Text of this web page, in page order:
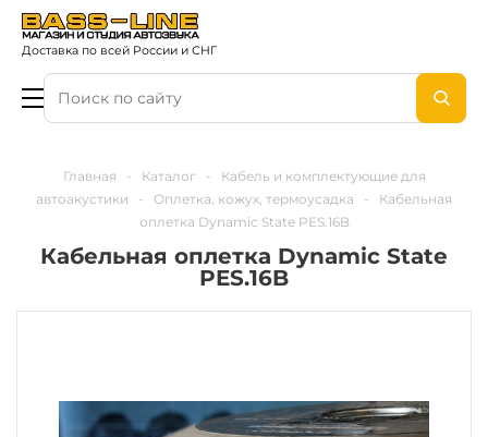
Доставка по всей России и СНГ
Главная - Каталог -
Кабель и комплектующие для
автоакустики
- Оплетка, кожух, термоусадка -
Кабельная
оплетка Dynamic State PES.16B
Кабельная оплетка Dynamic State
PES.16B